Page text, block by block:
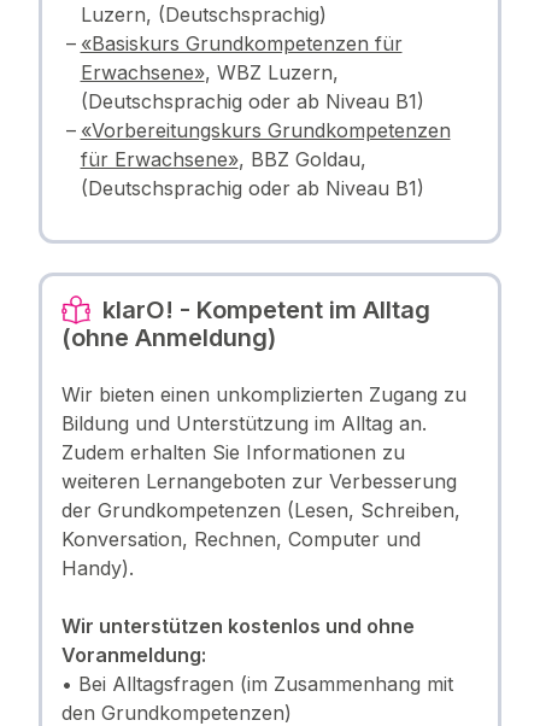
Luzern, (Deutschsprachig)
«Basiskurs Grundkompetenzen für
Erwachsene», WBZ Luzern,
(Deutschsprachig oder ab Niveau B1)
«Vorbereitungskurs Grundkompetenzen
für Erwachsene», BBZ Goldau,
(Deutschsprachig oder ab Niveau B1)
klarO! - Kompetent im Alltag
(ohne Anmeldung)
Wir bieten einen unkomplizierten Zugang zu
Bildung und Unterstützung im Alltag an.
Zudem erhalten Sie Informationen zu
weiteren Lernangeboten zur Verbesserung
der Grundkompetenzen (Lesen, Schreiben,
Konversation, Rechnen, Computer und
Handy).
Wir unterstützen kostenlos und ohne
Voranmeldung:
• Bei Alltagsfragen (im Zusammenhang mit
den Grundkompetenzen)